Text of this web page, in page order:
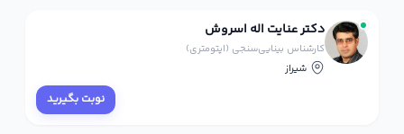
دکتر عنایت اله اسروش
کارشناس بینایی‌سنجی (اپتومتری)
شیراز
نوبت بگیرید